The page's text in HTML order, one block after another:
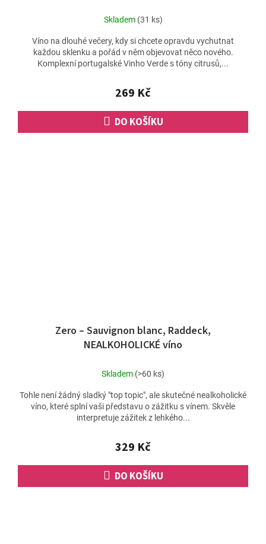
Skladem (31 ks)
269 Kč
DO KOŠÍKU
Víno na dlouhé večery, kdy si chcete opravdu vychutnat
každou sklenku a pořád v něm objevovat něco nového.
Komplexní portugalské Vinho Verde s tóny citrusů,...
Zero – Sauvignon blanc, Raddeck,
NEALKOHOLICKÉ víno
Skladem (>60 ks)
329 Kč
DO KOŠÍKU
Tohle není žádný sladký "top topic", ale skutečné nealkoholické
víno, které splní vaši představu o zážitku s vínem. Skvěle
interpretuje zážitek z lehkého...